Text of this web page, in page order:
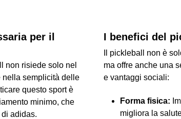
per il
non risiede solo nel
nella semplicità delle
questo sport è
minimo, che
adidas.
I benefici del
Il pickleball non è
ma offre anche una
e vantaggi sociali:
Forma fisica:
migliora la